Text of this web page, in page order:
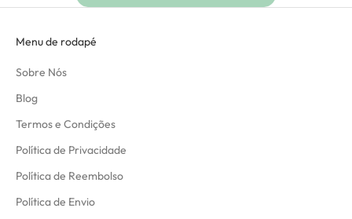
Menu de rodapé
Sobre Nós
Blog
Termos e Condições
Política de Privacidade
Política de Reembolso
Política de Envio